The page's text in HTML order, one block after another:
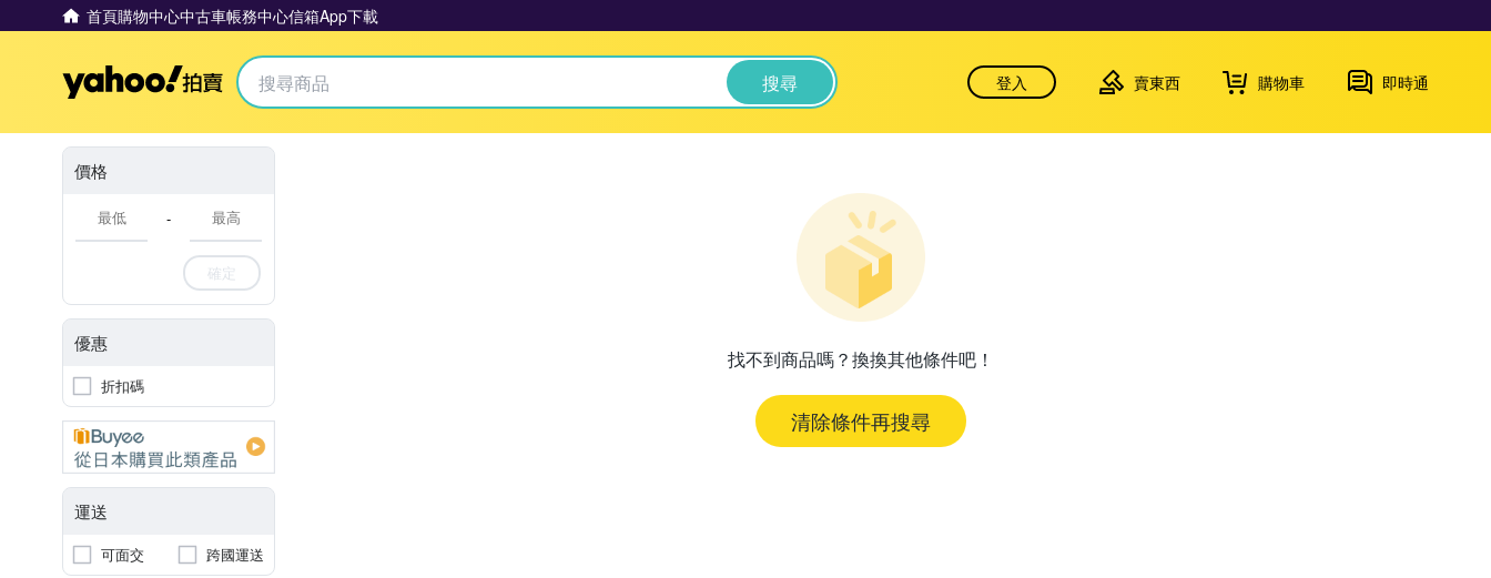
首頁購物中心中古車帳務中心信箱App下載
Yahoo拍賣 搜尋 登入 賣東西 購物車 即時通
價格
-
確定
優惠
折扣碼
運送
可面交 跨國運送
找不到商品嗎？換換其他條件吧！
清除條件再搜尋